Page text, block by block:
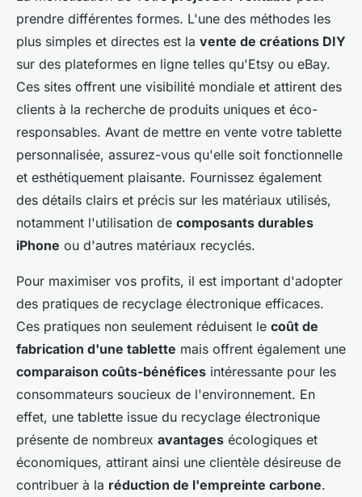
prendre différentes formes. L'une des méthodes les
plus simples et directes est la vente de créations DIY
sur des plateformes en ligne telles qu'Etsy ou eBay.
Ces sites offrent une visibilité mondiale et attirent des
clients à la recherche de produits uniques et éco-
responsables. Avant de mettre en vente votre tablette
personnalisée, assurez-vous qu'elle soit fonctionnelle
et esthétiquement plaisante. Fournissez également
des détails clairs et précis sur les matériaux utilisés,
notamment l'utilisation de composants durables
iPhone ou d'autres matériaux recyclés.
Pour maximiser vos profits, il est important d'adopter
des pratiques de recyclage électronique efficaces.
Ces pratiques non seulement réduisent le coût de
fabrication d'une tablette mais offrent également une
comparaison coûts-bénéfices intéressante pour les
consommateurs soucieux de l'environnement. En
effet, une tablette issue du recyclage électronique
présente de nombreux avantages écologiques et
économiques, attirant ainsi une clientèle désireuse de
contribuer à la réduction de l'empreinte carbone.